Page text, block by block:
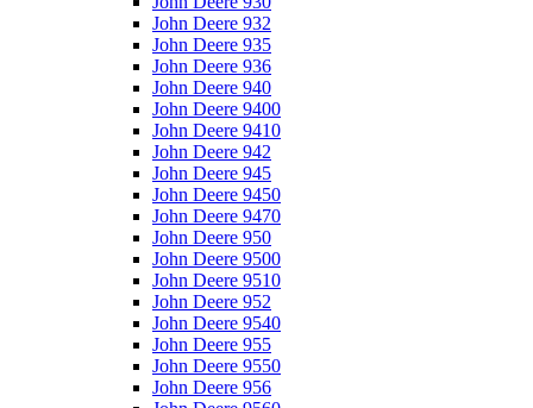
John Deere 932
John Deere 935
John Deere 936
John Deere 940
John Deere 9400
John Deere 9410
John Deere 942
John Deere 945
John Deere 9450
John Deere 9470
John Deere 950
John Deere 9500
John Deere 9510
John Deere 952
John Deere 9540
John Deere 955
John Deere 9550
John Deere 956